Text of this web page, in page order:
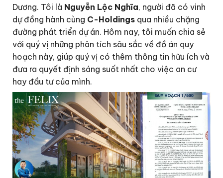
Dương. Tôi là Nguyễn Lộc Nghĩa, người đã có vinh
dự đồng hành cùng C-Holdings qua nhiều chặng
đường phát triển dự án. Hôm nay, tôi muốn chia sẻ
với quý vị những phân tích sâu sắc về đồ án quy
hoạch này, giúp quý vị có thêm thông tin hữu ích và
đưa ra quyết định sáng suốt nhất cho việc an cư
hay đầu tư của mình.